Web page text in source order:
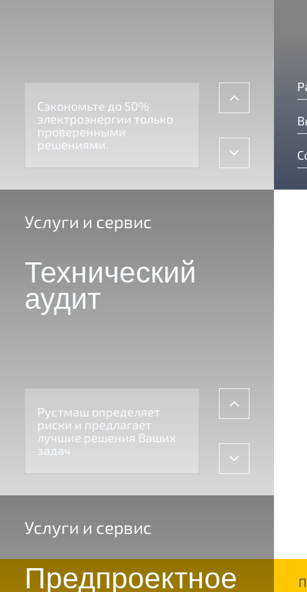
Сэкономьте до 50%
электроэнергии только
проверенными
решениями.
Услуги и сервис
Технический
аудит
Рустмаш определяет
риски и предлагает
лучшие решения Ваших
задач
Услуги и сервис
Предпроектное